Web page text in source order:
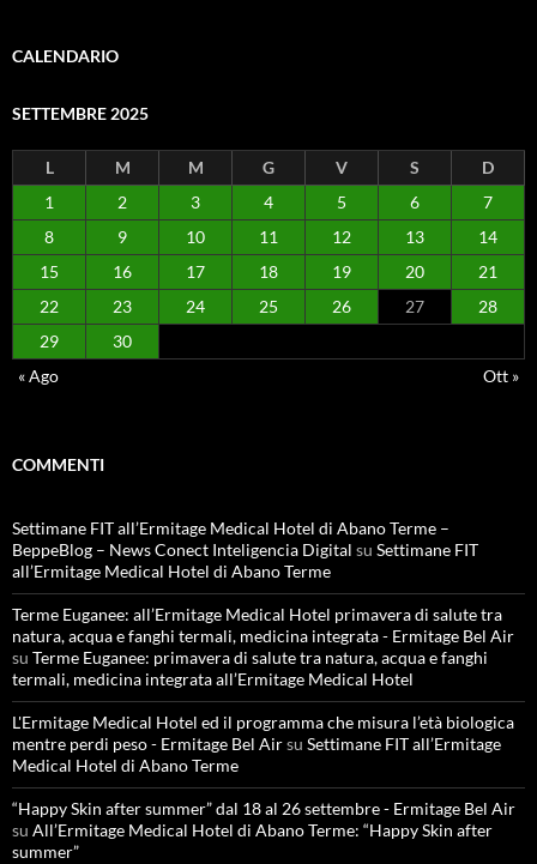
CALENDARIO
SETTEMBRE 2025
L M M G V S
D
1
2 3 4 5 6
7
8
9 10 11 12 13
14
15
16 17 18 19 20
21
22
23 24 25 26 27
28
29
30
« Ago
Ott »
COMMENTI
Settimane FIT all’Ermitage Medical Hotel di Abano Terme –
BeppeBlog – News Conect Inteligencia Digital su Settimane FIT
all’Ermitage Medical Hotel di Abano Terme
Terme Euganee: all’Ermitage Medical Hotel primavera di salute tra
natura, acqua e fanghi termali, medicina integrata - Ermitage Bel Air
su Terme Euganee: primavera di salute tra natura, acqua e fanghi
termali, medicina integrata all’Ermitage Medical Hotel
L'Ermitage Medical Hotel ed il programma che misura l’età biologica
mentre perdi peso - Ermitage Bel Airsu Settimane FIT all’Ermitage
Medical Hotel di Abano Terme
“Happy Skin after summer” dal 18 al 26 settembre - Ermitage Bel Air
su All’Ermitage Medical Hotel di Abano Terme: “Happy Skin after
summer”